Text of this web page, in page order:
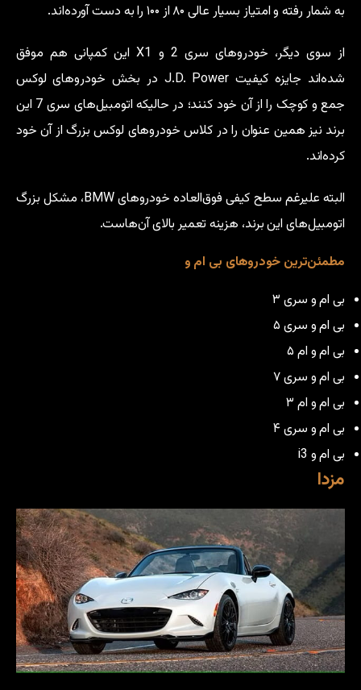
به شمار رفته و امتیاز بسیار عالی ۸۰ از ۱۰۰ را به دست آورده‌اند.
از سوی دیگر، خودروهای سری 2 و X1 این کمپانی هم موفق
شده‌اند جایزه کیفیت J.D. Power در بخش خودروهای لوکس
جمع و کوچک را از آن خود کنند؛ در حالیکه اتومبیل‌های سری 7 این
برند نیز همین عنوان را در کلاس خودروهای لوکس بزرگ از آن خود
کرده‌اند.
البته علیرغم سطح کیفی فوق‌العاده خودروهای BMW، مشکل بزرگ
اتومبیل‌های این برند، هزینه تعمیر بالای آن‌هاست.
مطمئن‌ترین خودروهای بی ام و
بی ام و سری ۳
بی ام و سری ۵
بی ام و ام ۵
بی ام و سری ۷
بی ام و ام ۳
بی ام و سری ۴
بی ام و i3
مزدا